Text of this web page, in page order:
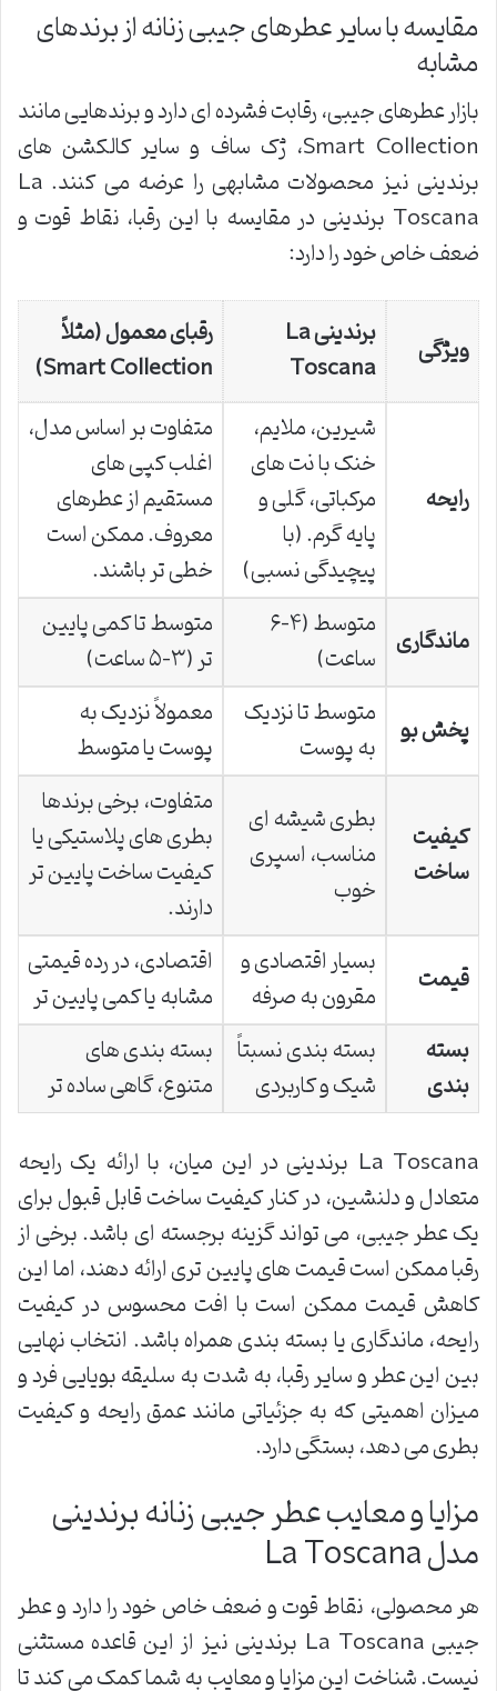
مقایسه با سایر عطرهای جیبی زنانه از برندهای
مشابه
بازار عطرهای جیبی، رقابت فشرده ای دارد و برندهایی مانند
Smart Collection، ژک ساف و سایر کالکشن های
برندینی نیز محصولات مشابهی را عرضه می کنند. La
Toscana برندینی در مقایسه با این رقبا، نقاط قوت و
ضعف خاص خود را دارد:
ویژگی
برندینی La
Toscana
رقبای معمول (مثلاً
Smart Collection)
رایحه
شیرین، ملایم،
خنک با نت های
مرکباتی، گلی و
پایه گرم. (با
پیچیدگی نسبی)
متفاوت بر اساس مدل،
اغلب کپی های
مستقیم از عطرهای
معروف. ممکن است
خطی تر باشند.
ماندگاری
متوسط (۴-۶
ساعت)
متوسط تا کمی پایین
تر (۳-۵ ساعت)
پخش بو متوسط تا نزدیک
به پوست
معمولاً نزدیک به
پوست یا متوسط
کیفیت
ساخت
بطری شیشه ای
مناسب، اسپری
خوب
متفاوت، برخی برندها
بطری های پلاستیکی یا
کیفیت ساخت پایین تر
دارند.
قیمت
بسیار اقتصادی و
مقرون به صرفه
اقتصادی، در رده قیمتی
مشابه یا کمی پایین تر
بسته
بندی
بسته بندی نسبتاً
شیک و کاربردی
بسته بندی های
متنوع، گاهی ساده تر
La Toscana برندینی در این میان، با ارائه یک رایحه
متعادل و دلنشین، در کنار کیفیت ساخت قابل قبول برای
یک عطر جیبی، می تواند گزینه برجسته ای باشد. برخی از
رقبا ممکن است قیمت های پایین تری ارائه دهند، اما این
کاهش قیمت ممکن است با افت محسوس در کیفیت
رایحه، ماندگاری یا بسته بندی همراه باشد. انتخاب نهایی
بین این عطر و سایر رقبا، به شدت به سلیقه بویایی فرد و
میزان اهمیتی که به جزئیاتی مانند عمق رایحه و کیفیت
بطری می دهد، بستگی دارد.
مزایا و معایب عطر جیبی زنانه برندینی
مدل La Toscana
هر محصولی، نقاط قوت و ضعف خاص خود را دارد و عطر
جیبی La Toscana برندینی نیز از این قاعده مستثنی
نیست. شناخت این مزایا و معایب به شما کمک می کند تا